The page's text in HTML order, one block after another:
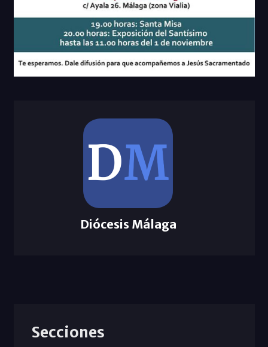
Diócesis Málaga
Secciones